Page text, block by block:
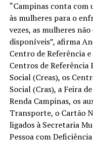
“Campinas conta com
às mulheres para o
vezes, as mulheres
disponíveis”, afirma
Centro de Referência
Centros de Referência
Social (Creas), os
Social (Cras), a Feira
Renda Campinas, os
Transporte, o Cartão
ligados à Secretaria
Pessoa com